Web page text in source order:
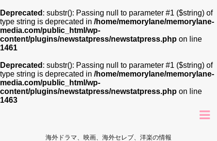
Deprecated : substr(): Passing null to parameter #1 ($string) of
type string is deprecated in /home/memorylane/memorylane-
media.com/public_html/wp-
content/plugins/newstatpress/newstatpress.php on line
1461
Deprecated : substr(): Passing null to parameter #1 ($string) of
type string is deprecated in /home/memorylane/memorylane-
media.com/public_html/wp-
content/plugins/newstatpress/newstatpress.php on line
1463
海外ドラマ、映画、海外セレブ、洋楽の情報